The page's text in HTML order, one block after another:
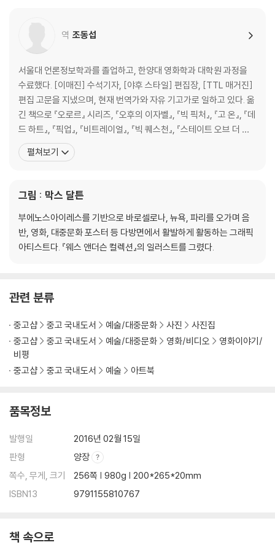
역 조동섭
서울대 언론정보학과를 졸업하고, 한양대 영화학과 대학원 과정을
수료했다. [이매진] 수석기자, [야후 스타일] 편집장, [TTL 매거진]
편집 고문을 지냈으며, 현재 번역가와 자유 기고가로 일하고 있다. 옮
긴 책으로 『오로르』 시리즈, 『오후의 이자벨』, 『빅 픽처』, 『고 온』, 『데
드 하트』, 『픽업』, 『비트레이얼』, 『빅 퀘스천』, 『스테이트 오브 더 유
니언』, 『파이브 데이즈』, 『더 잡』, 『템테이션』, 『파리5구의 여인』, 『모
멘트』, 『파리에 간 고양이』, 『프로방스에 간 고양이』, 『마술사 카터,
펼쳐보기
그림 : 막스 달튼
부에노스아이레스를 기반으로 바로셀로나, 뉴욕, 파리를 오가며 음
반, 영화, 대중문화 포스터 등 다방면에서 활발하게 활동하는 그래픽
아티스트다. 『웨스 앤더슨 컬렉션』의 일러스트를 그렸다.
관련 분류
중고샵 중고 국내도서 예술/대중문화 사진
사진집
중고샵
중고 국내도서 예술/대중문화 영화/비디오
영화이야기/
비평
중고샵
중고 국내도서 예술 아트북
품목정보
발행일
2016년 02월 15일
판형
양장
쪽수, 무게, 크기
256쪽 | 980g | 200*265*20mm
ISBN13
9791155810767
책 속으로